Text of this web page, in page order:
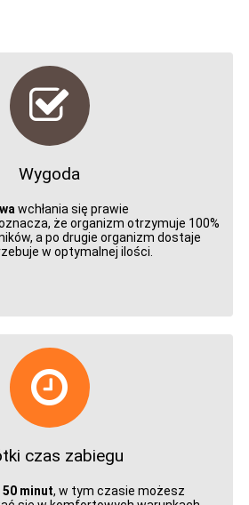
Wygoda
wchłania się prawie
że organizm otrzymuje 100%
a po drugie organizm dostaje
w optymalnej ilości.
czas zabiegu
50 minut, w tym czasie możesz